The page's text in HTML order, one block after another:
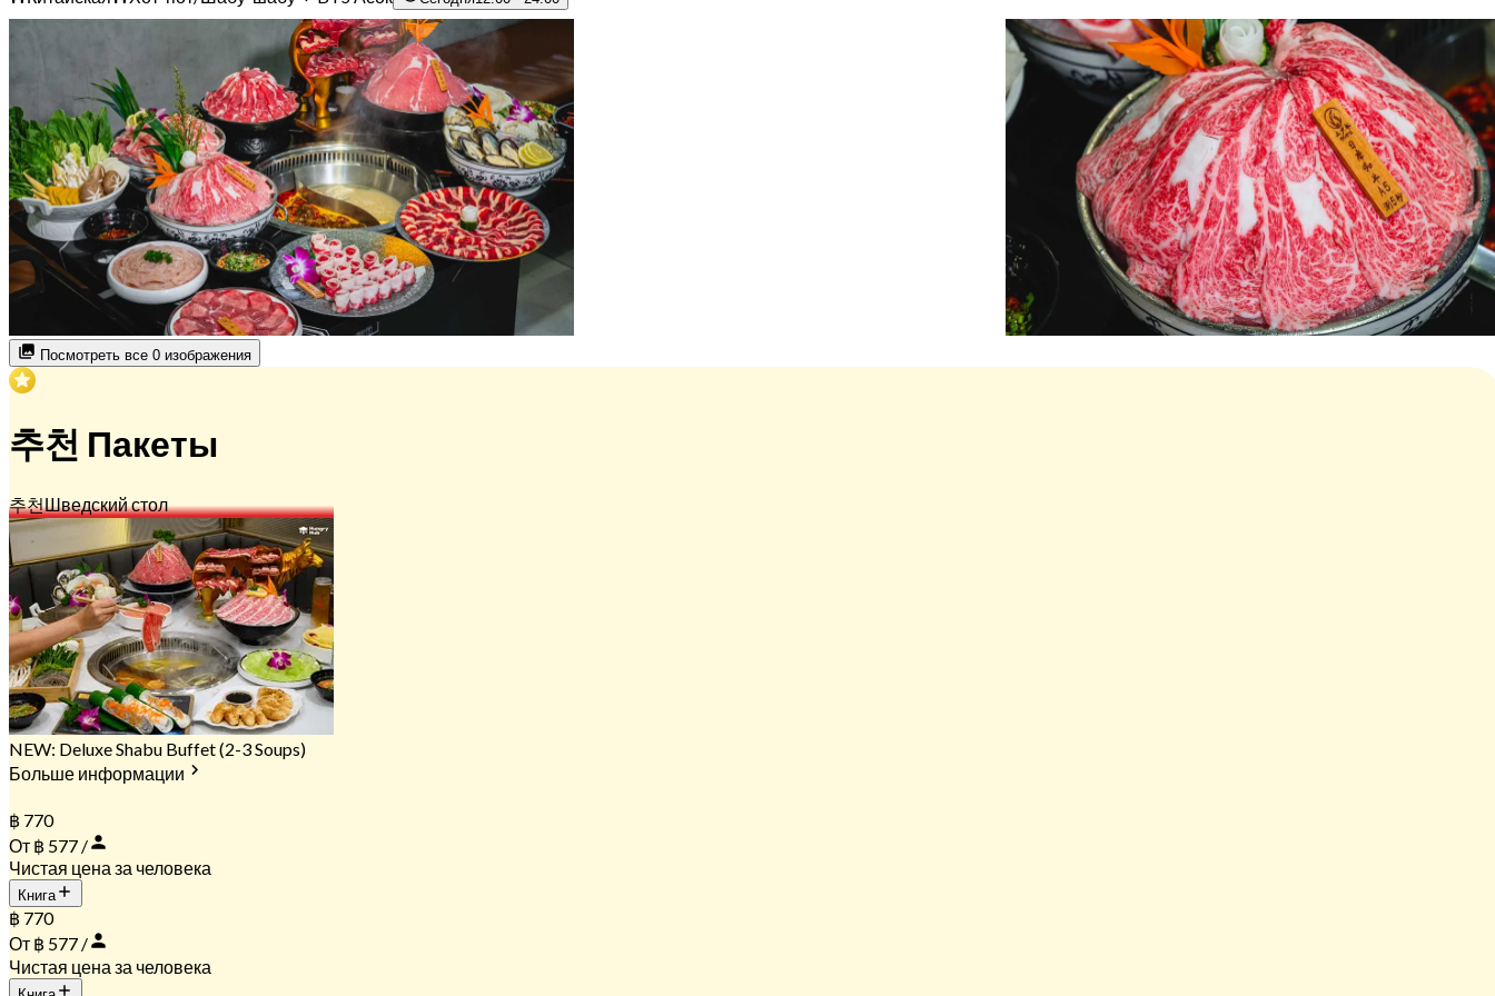
Посмотреть все 0 изображения
추천 Пакеты
추천Шведский стол
NEW: Deluxe Shabu Buffet (2-3 Soups)
Больше информации
฿ 770
От ฿ 577 /
Чистая цена за человека
Книга
฿ 770
От ฿ 577 /
Чистая цена за человека